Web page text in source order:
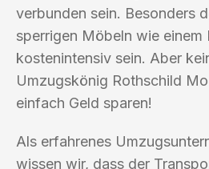
verbunden sein. Besonders
sperrigen Möbeln wie einem
kostenintensiv sein. Aber
Umzugskönig Rothschild
einfach Geld sparen!
Als erfahrenes
wissen wir, dass der